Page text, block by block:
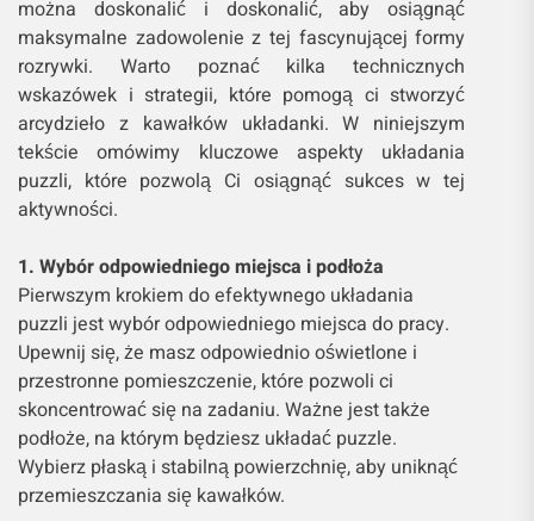
można doskonalić i doskonalić, aby osiągnąć
maksymalne zadowolenie z tej fascynującej formy
rozrywki. Warto poznać kilka technicznych
wskazówek i strategii, które pomogą ci stworzyć
arcydzieło z kawałków układanki. W niniejszym
tekście omówimy kluczowe aspekty układania
puzzli, które pozwolą Ci osiągnąć sukces w tej
aktywności.
1. Wybór odpowiedniego miejsca i podłoża
Pierwszym krokiem do efektywnego układania
puzzli jest wybór odpowiedniego miejsca do pracy.
Upewnij się, że masz odpowiednio oświetlone i
przestronne pomieszczenie, które pozwoli ci
skoncentrować się na zadaniu. Ważne jest także
podłoże, na którym będziesz układać puzzle.
Wybierz płaską i stabilną powierzchnię, aby uniknąć
przemieszczania się kawałków.